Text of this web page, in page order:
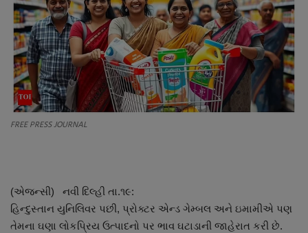
About Author
Contact
Dipotsav Special
આંતરરાષ્ટ્રીય
ગુજરાત
જુનાગઢ
FREE PRESS JOURNAL
(એજન્સી) નવી દિલ્હી તા.૧૯:
હિન્દુસ્તાન યુનિલિવર પછી, પ્રોક્ટર એન્ડ ગેમ્બલ અને ઇમામીએ પણ
તેમના ઘણા લોકપ્રિય ઉત્પાદનો પર ભાવ ઘટાડાની જાહેરાત કરી છે.